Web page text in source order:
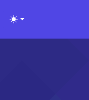
Toggle theme